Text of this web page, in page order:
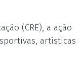
(CRE), a ação
artísticas